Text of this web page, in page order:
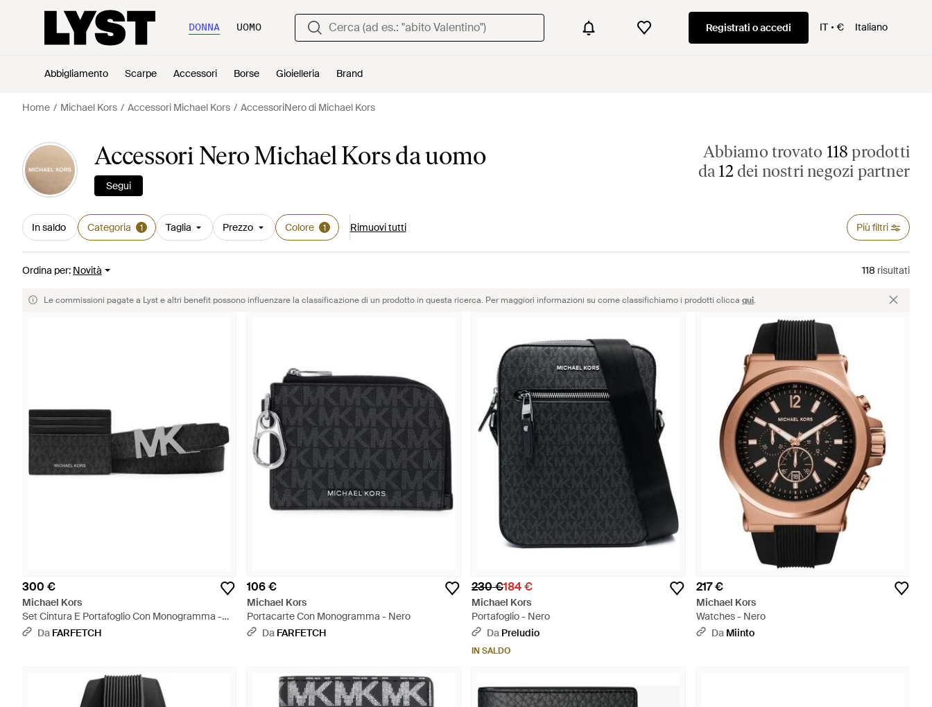
DONNA UOMO Registrati o accedi IT € Italiano
Abbigliamento Scarpe Accessori Borse Gioielleria Brand
Home Michael Kors Accessori Michael Kors AccessoriNero di Michael Kors
Accessori Nero Michael Kors da uomo
Segui
Abbiamo trovato 118 prodotti
da 12 dei nostri negozi partner
In saldo Categoria 1 Taglia Prezzo Colore 1 Rimuovi tutti Più filtri
Ordina per: Novità 118 risultati
Le commissioni pagate a Lyst e altri benefit possono influenzare la classificazione di un prodotto in questa ricerca. Per maggiori informazioni su come classifichiamo i prodotti clicca qui.
300 €
Michael Kors
Set Cintura E Portafoglio Con Monogramma -
NeroDa FARFETCH
106 €
Michael Kors
Portacarte Con Monogramma - Nero
Da FARFETCH
230 €184 €
Michael Kors
Portafoglio - Nero
Da Preludio
IN SALDO
217 €
Michael Kors
Watches - Nero
Da Miinto